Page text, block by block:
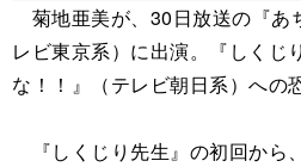
菊地亜美が、30日放送の『あ
レビ東京系）に出演。『しくじ
な！！』（テレビ朝日系）への
『しくじり先生』の初回から